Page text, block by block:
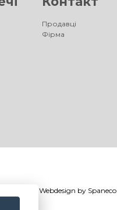
Продавці
Фірма
Webdesign by Spaneco